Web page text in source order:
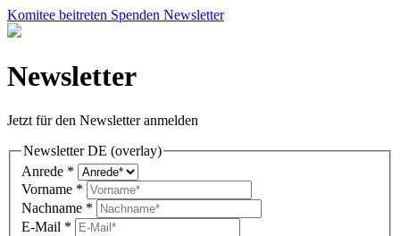
Komitee beitreten Spenden Newsletter
Newsletter
Jetzt für den Newsletter anmelden
Newsletter DE (overlay)
Anrede *
Vorname *
Nachname *
E-Mail *